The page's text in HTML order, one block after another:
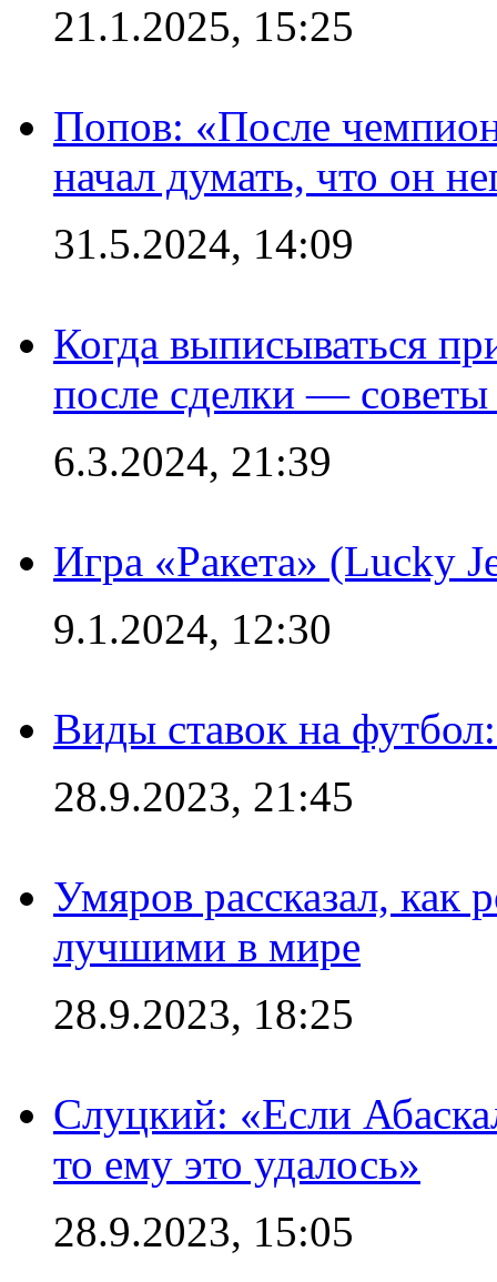
21.1.2025, 15:25
Попов: «После
начал думать, что он
31.5.2024, 14:09
Когда выписываться
после сделки —
6.3.2024, 21:39
Игра «Ракета» (Lucky
9.1.2024, 12:30
Виды ставок на
28.9.2023, 21:45
Умяров рассказал, как
лучшими в мире
28.9.2023, 18:25
Слуцкий: «Если
то ему это удалось»
28.9.2023, 15:05